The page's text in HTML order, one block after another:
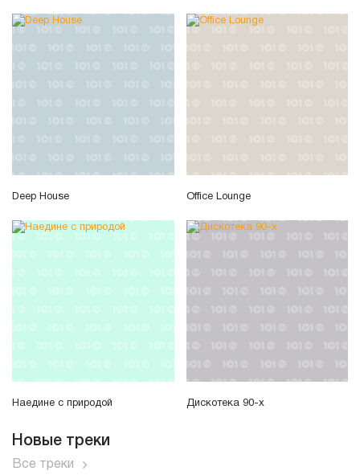
Deep House Office Lounge
Наедине с природой Дискотека 90-х
Новые треки
Все треки